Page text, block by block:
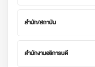
สำนัก/สถาบัน
สำนักงานอธิการบดี